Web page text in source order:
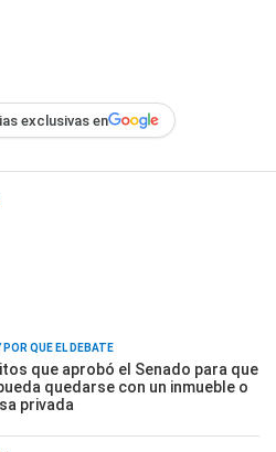
exclusivas en
QUÉ EL DEBATE
que aprobó el Senado para que
quedarse con un inmueble o
privada